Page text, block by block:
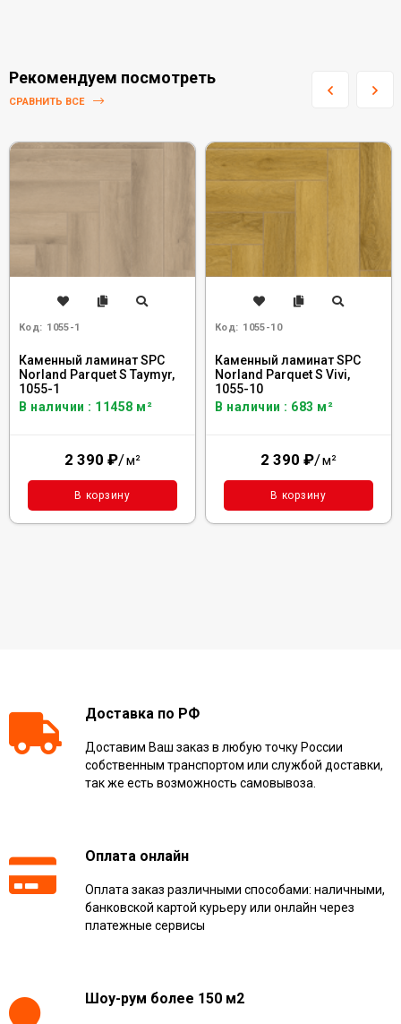
Рекомендуем посмотреть
СРАВНИТЬ ВСЕ
Код: 1055-1
Каменный ламинат SPC
Norland Parquet S Taymyr,
1055-1
В наличии : 11458 м²
2 390 ₽/м²
В корзину
Код: 1055-10
Каменный ламинат SPC
Norland Parquet S Vivi,
1055-10
В наличии : 683 м²
2 390 ₽/м²
В корзину
Доставка по РФ
Доставим Ваш заказ в любую точку России
собственным транспортом или службой доставки,
так же есть возможность самовывоза.
Оплата онлайн
Оплата заказ различными способами: наличными,
банковской картой курьеру или онлайн через
платежные сервисы
Шоу-рум более 150 м2